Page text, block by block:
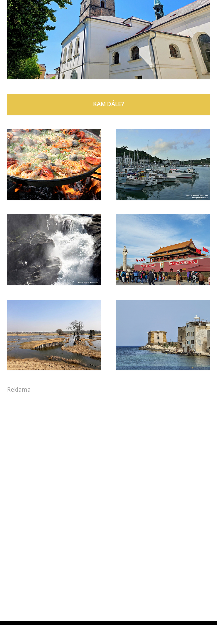
KAM DÁLE?
Reklama